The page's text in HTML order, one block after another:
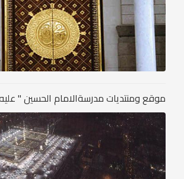
موقع ومنتديات مدرسةالامام الحسين " عليه